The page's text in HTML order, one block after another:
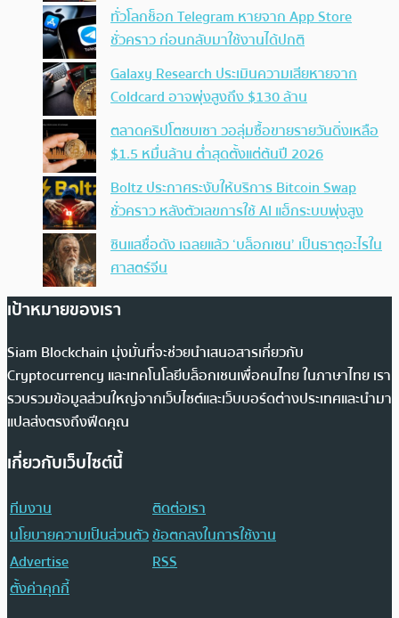
ทั่วโลกช็อก Telegram หายจาก App Store
ชั่วคราว ก่อนกลับมาใช้งานได้ปกติ
Galaxy Research ประเมินความเสียหายจาก
Coldcard อาจพุ่งสูงถึง $130 ล้าน
ตลาดคริปโตซบเซา วอลุ่มซื้อขายรายวันดิ่งเหลือ
$1.5 หมื่นล้าน ต่ำสุดตั้งแต่ต้นปี 2026
Boltz ประกาศระงับให้บริการ Bitcoin Swap
ชั่วคราว หลังตัวเลขการใช้ AI แฮ็กระบบพุ่งสูง
ซินแสชื่อดัง เฉลยแล้ว ‘บล็อกเชน’ เป็นธาตุอะไรใน
ศาสตร์จีน
เป้าหมายของเรา
Siam Blockchain มุ่งมั่นที่จะช่วยนำเสนอสารเกี่ยวกับ
Cryptocurrency และเทคโนโลยีบล็อกเชนเพื่อคนไทย ในภาษาไทย เรา
รวบรวมข้อมูลส่วนใหญ่จากเว็บไซต์และเว็บบอร์ดต่างประเทศและนำมา
แปลส่งตรงถึงฟีดคุณ
เกี่ยวกับเว็บไซต์นี้
ทีมงาน
ติดต่อเรา
นโยบายความเป็นส่วนตัวข้อตกลงในการใช้งาน
Advertise
RSS
ตั้งค่าคุกกี้